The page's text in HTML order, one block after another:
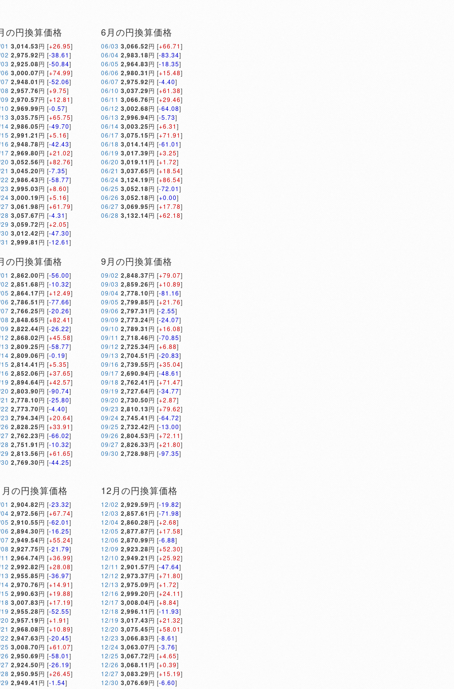
の円換算価格
3,014.53円 [+26.95]
2,975.92円 [-38.61]
2,925.08円 [-50.84]
3,000.07円 [+74.99]
2,948.01 円 [-52.06]
2,957.76円 [+9.75]
2,970.57円 [+12.81]
2,969.99円 [-0.57]
3,035.75円 [+65.75]
2,986.05円 [-49.70]
2,991.21 円 [+5.16]
2,948.78円 [-42.43]
2,969.80円 [+21.02]
3,052.56円 [+82.76]
3,045.20円 [-7.35]
2,986.43円 [-58.77]
2,995.03円 [+8.60]
3,000.19円 [+5.16]
3,061.98円 [+61.79]
3,057.67円 [-4.31]
3,059.72円 [+2.05]
3,012.42円 [-47.30]
2,999.81 円 [-12.61]
6月の円換算価格
06/03 3,066.52円 [+66.71]
06/04 2,983.18円 [-83.34]
06/05 2,964.83円 [-18.35]
06/06 2,980.31 円 [+15.48]
06/07 2,975.92円 [-4.40]
06/10 3,037.29円 [+61.38]
06/11 3,066.76円 [+29.46]
06/12 3,002.68円 [-64.08]
06/13 2,996.94円 [-5.73]
06/14 3,003.25円 [+6.31]
06/17 3,075.15円 [+71.91]
06/18 3,014.14円 [-61.01]
06/19 3,017.39円 [+3.25]
06/20 3,019.11 円 [+1.72]
06/21 3,037.65円 [+18.54]
06/24 3,124.19円 [+86.54]
06/25 3,052.18円 [-72.01]
06/26 3,052.18円 [+0.00]
06/27 3,069.95円 [+17.78]
06/28 3,132.14円 [+62.18]
の円換算価格
2,862.00円 [-56.00]
2,851.68円 [-10.32]
2,864.17円 [+12.49]
2,786.51 円 [-77.66]
2,766.25円 [-20.26]
2,848.65円 [+82.41]
2,822.44円 [-26.22]
2,868.02円 [+45.58]
2,809.25円 [-58.77]
2,809.06円 [-0.19]
2,814.41 円 [+5.35]
2,852.06円 [+37.65]
2,894.64円 [+42.57]
2,803.90円 [-90.74]
2,778.10円 [-25.80]
2,773.70円 [-4.40]
2,794.34円 [+20.64]
2,828.25円 [+33.91]
2,762.23円 [-66.02]
2,751.91 円 [-10.32]
2,813.56円 [+61.65]
2,769.30円 [-44.25]
9月の円換算価格
09/02 2,848.37円 [+79.07]
09/03 2,859.26円 [+10.89]
09/04 2,778.10円 [-81.16]
09/05 2,799.85円 [+21.76]
09/06 2,797.31 円 [-2.55]
09/09 2,773.24円 [-24.07]
09/10 2,789.31 円 [+16.08]
09/11 2,718.46円 [-70.85]
09/12 2,725.34円 [+6.88]
09/13 2,704.51 円 [-20.83]
09/16 2,739.55円 [+35.04]
09/17 2,690.94円 [-48.61]
09/18 2,762.41 円 [+71.47]
09/19 2,727.64円 [-34.77]
09/20 2,730.50円 [+2.87]
09/23 2,810.13円 [+79.62]
09/24 2,745.41 円 [-64.72]
09/25 2,732.42円 [-13.00]
09/26 2,804.53円 [+72.11]
09/27 2,826.33円 [+21.80]
09/30 2,728.98円 [-97.35]
の円換算価格
2,904.82円 [-23.32]
2,972.56円 [+67.74]
2,910.55円 [-62.01]
2,894.30円 [-16.25]
2,949.54円 [+55.24]
2,927.75円 [-21.79]
2,964.74円 [+36.99]
2,992.82円 [+28.08]
2,955.85円 [-36.97]
2,970.76円 [+14.91]
2,990.63円 [+19.88]
3,007.83円 [+17.19]
2,955.28円 [-52.55]
2,957.19円 [+1.91]
2,968.08円 [+10.89]
2,947.63円 [-20.45]
3,008.70円 [+61.07]
2,950.69円 [-58.01]
2,924.50円 [-26.19]
2,950.95円 [+26.45]
2,949.41 円 [-1.54]
12月の円換算価格
12/02 2,929.59円 [-19.82]
12/03 2,857.61 円 [-71.98]
12/04 2,860.28円 [+2.68]
12/05 2,877.87円 [+17.58]
12/06 2,870.99円 [-6.88]
12/09 2,923.28円 [+52.30]
12/10 2,949.21 円 [+25.92]
12/11 2,901.57円 [-47.64]
12/12 2,973.37円 [+71.80]
12/13 2,975.09円 [+1.72]
12/16 2,999.20円 [+24.11]
12/17 3,008.04円 [+8.84]
12/18 2,996.11 円 [-11.93]
12/19 3,017.43円 [+21.32]
12/20 3,075.45円 [+58.01]
12/23 3,066.83円 [-8.61]
12/24 3,063.07円 [-3.76]
12/25 3,067.72円 [+4.65]
12/26 3,068.11 円 [+0.39]
12/27 3,083.29円 [+15.19]
12/30 3,076.69円 [-6.60]